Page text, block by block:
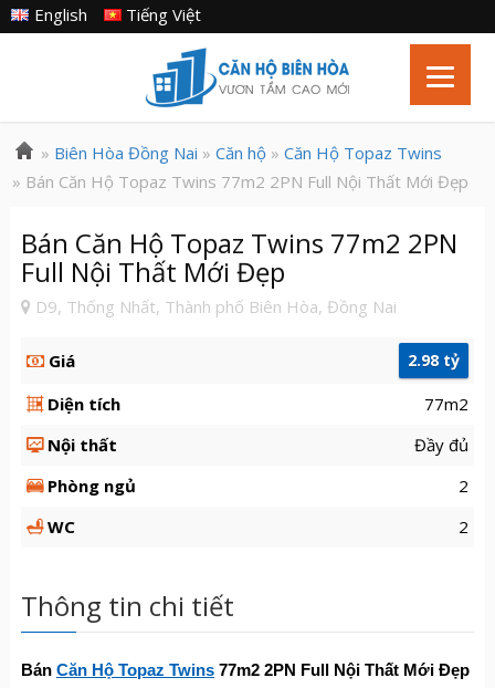
Tiếng Việt
English
» Biên Hòa Đồng Nai » Căn hộ» Căn Hộ Topaz Twins
» Bán Căn Hộ Topaz Twins 77m2 2PN Full Nội Thất Mới Đẹp
Bán Căn Hộ Topaz Twins 77m2 2PN
Full Nội Thất Mới Đẹp
D9, Thống Nhất, Thành phố Biên Hòa, Đồng Nai
Giá 2.98 tỷ
Diện tích
77m2
Nội thất
Đầy đủ
Phòng ngủ
2
WC
2
Thông tin chi tiết
Bán Căn Hộ Topaz Twins77m2 2PN Full Nội Thất Mới Đẹp